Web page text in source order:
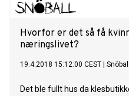
Hvorfor er det så få
næringslivet?
19.4.2018 15:12:00 CEST
Det ble fullt hus da